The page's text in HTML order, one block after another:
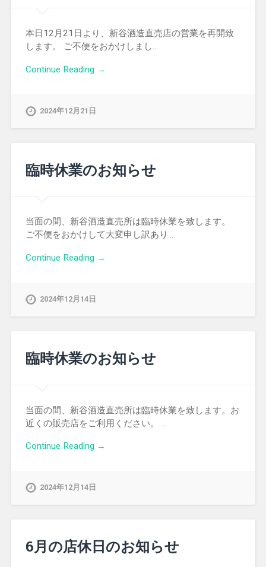
本日12月21日より、新谷酒造直売店の営業を再開致
します。 ご不便をおかけしまし…
Continue Reading →
2024年12月21日
臨時休業のお知らせ
当面の間、新谷酒造直売所は臨時休業を致します。
ご不便をおかけして大変申し訳あり…
Continue Reading →
2024年12月14日
臨時休業のお知らせ
当面の間、新谷酒造直売所は臨時休業を致します。お
近くの販売店をご利用ください。 …
Continue Reading →
2024年12月14日
6月の店休日のお知らせ